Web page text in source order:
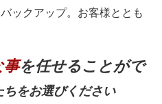
ックアップ。お客様ととも
事を任せることがで
ちをお選びください